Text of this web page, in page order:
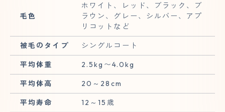
毛色
ホワイト、レッド、ブラック、ブ
ラウン、グレー、シルバー、アプ
リコットなど
被毛のタイプ シングルコート
平均体重 2.5kg〜4.0kg
平均体高 20～28cm
平均寿命 12～15歳